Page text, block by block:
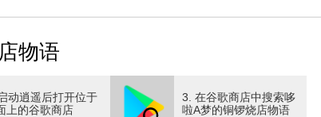
出现！
物语
动逍遥后打开位于
上的谷歌商店
3. 在谷歌商店中搜索哆
啦A梦的铜锣烧店物语